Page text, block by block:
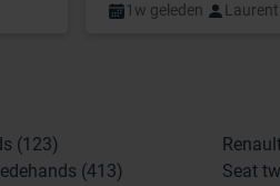
1w geleden Laurent
(123)
(413)
Seat